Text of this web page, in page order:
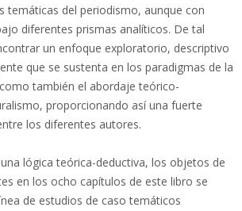
temáticas del periodismo, aunque con
diferentes prismas analíticos. De tal
un enfoque exploratorio, descriptivo
que se sustenta en los paradigmas de la
también el abordaje teórico-
proporcionando así una fuerte
los diferentes autores.
lógica teórica-deductiva, los objetos de
en los ocho capítulos de este libro se
de estudios de caso temáticos